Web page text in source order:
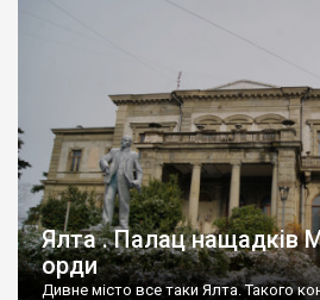
Ялта . Палац нащадків
орди
Дивне місто все таки Ялта. Такого